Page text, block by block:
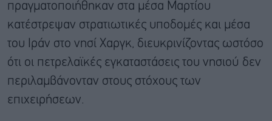
πραγματοποιήθηκαν στα μέσα Μαρτίου
κατέστρεψαν στρατιωτικές υποδομές και μέσα
του Ιράν στο νησί Χαργκ, διευκρινίζοντας ωστόσο
ότι οι πετρελαϊκές εγκαταστάσεις του νησιού δεν
περιλαμβάνονταν στους στόχους των
επιχειρήσεων.